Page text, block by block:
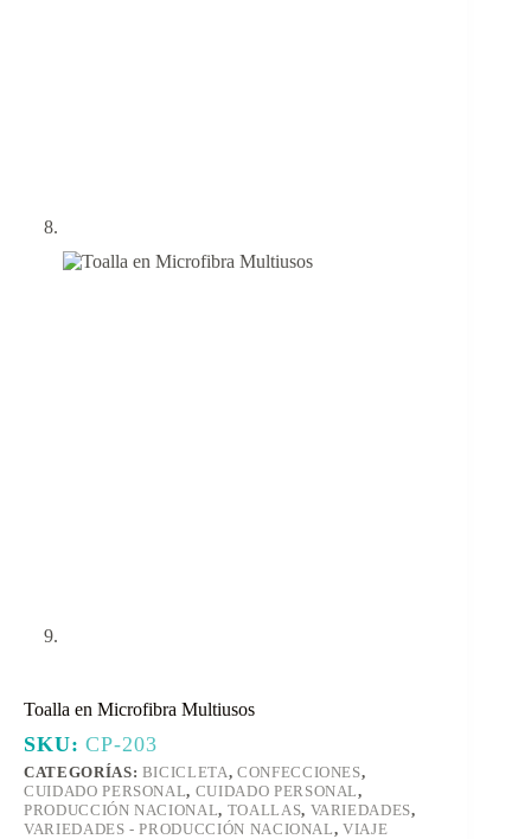
Toalla en Microfibra Multiusos
SKU:CP-203
CATEGORÍAS: BICICLETA, CONFECCIONES,
CUIDADO PERSONAL, CUIDADO PERSONAL,
PRODUCCIÓN NACIONAL, TOALLAS, VARIEDADES,
VARIEDADES - PRODUCCIÓN NACIONAL,VIAJE